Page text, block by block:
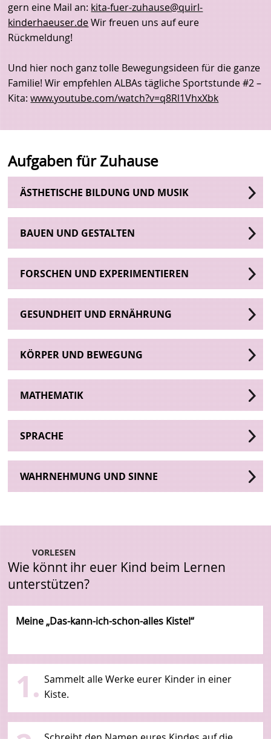
gern eine Mail an:kita-fuer-zuhause@quirl-
kinderhaeuser.deWir freuen uns auf eure
Rückmeldung!
Und hier noch ganz tolle Bewegungsideen für die ganze
Familie! Wir empfehlen ALBAs tägliche Sportstunde #2 –
Kita:www.youtube.com/watch?v=q8Rl1VhxXbk
Aufgaben für Zuhause
ÄSTHETISCHE BILDUNG UND MUSIK
BAUEN UND GESTALTEN
FORSCHEN UND EXPERIMENTIEREN
GESUNDHEIT UND ERNÄHRUNG
KÖRPER UND BEWEGUNG
MATHEMATIK
SPRACHE
WAHRNEHMUNG UND SINNE
VORLESEN
Wie könnt ihr euer Kind beim Lernen
unterstützen?
Meine „Das-kann-ich-schon-alles Kiste!“
1. Sammelt alle Werke eurer Kinder in einer
Kiste.